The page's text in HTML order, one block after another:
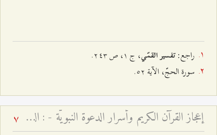
راجع:تفسير القمّي، ج ۱، ص ٢٤٣.
سورة الحجّ، الآية ٥٢.
إعجاز القرآن الكريم وأسرار الدعوة النبويّة - : الدلالات العرفانيّة للخطاب الإلهيّ ﴿قُم فَأَنذِر﴾ وجذور الانحراف الأمويّ 7